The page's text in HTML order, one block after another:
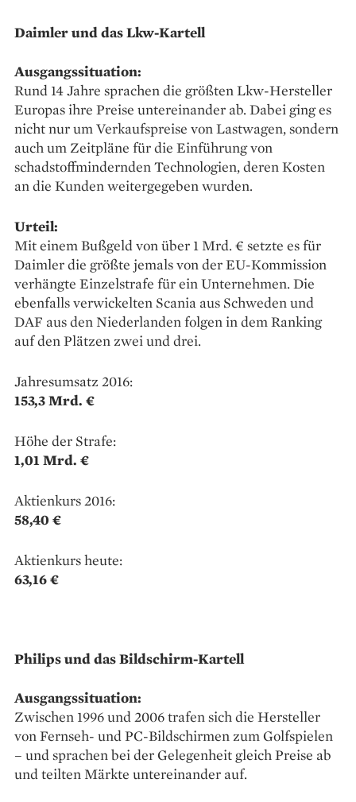
Daimler und das Lkw-Kartell
Ausgangssituation:
Rund 14 Jahre sprachen die größten Lkw-Hersteller
Europas ihre Preise untereinander ab. Dabei ging es
nicht nur um Verkaufspreise von Lastwagen, sondern
auch um Zeitpläne für die Einführung von
schadstoffmindernden Technologien, deren Kosten
an die Kunden weitergegeben wurden.
Urteil:
Mit einem Bußgeld von über 1 Mrd. € setzte es für
Daimler die größte jemals von der EU-Kommission
verhängte Einzelstrafe für ein Unternehmen. Die
ebenfalls verwickelten Scania aus Schweden und
DAF aus den Niederlanden folgen in dem Ranking
auf den Plätzen zwei und drei.
Jahresumsatz 2016:
153,3 Mrd. €
Höhe der Strafe:
1,01 Mrd. €
Aktienkurs 2016:
58,40 €
Aktienkurs heute:
63,16 €
Philips und das Bildschirm-Kartell
Ausgangssituation:
Zwischen 1996 und 2006 trafen sich die Hersteller
von Fernseh- und PC-Bildschirmen zum Golfspielen
– und sprachen bei der Gelegenheit gleich Preise ab
und teilten Märkte untereinander auf.